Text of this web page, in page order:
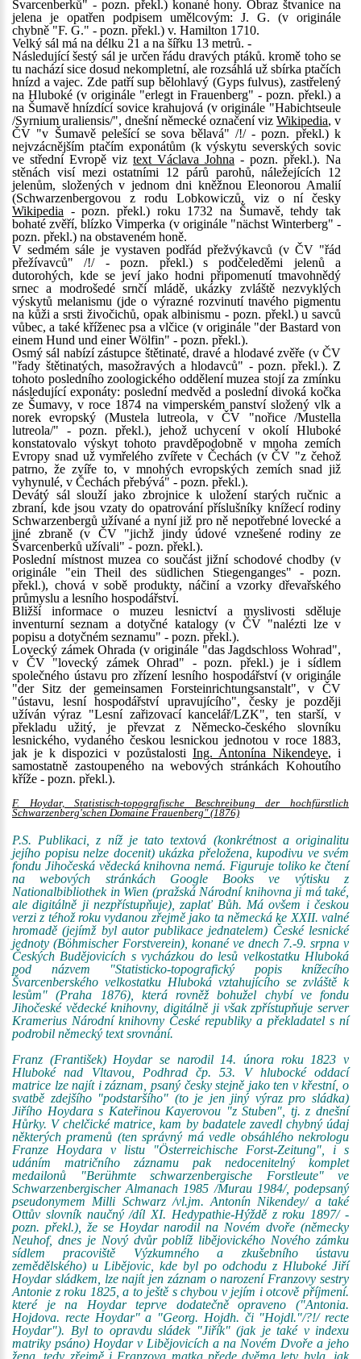
Švarcenberků" - pozn. překl.) konané hony. Obraz štvanice na
jelena je opatřen podpisem umělcovým: J. G. (v originále
chybně "F. G." - pozn. překl.) v. Hamilton 1710.
Velký sál má na délku 21 a na šířku 13 metrů. -
Následující šestý sál je určen řádu dravých ptáků. kromě toho se
tu nachází sice dosud nekompletní, ale rozsáhlá už sbírka ptačích
hnízd a vajec. Zde patří sup bělohlavý (Gyps fulvus), zastřelený
na Hluboké (v originále "erlegt in Frauenberg" - pozn. překl.) a
na Šumavě hnízdící sovice krahujová (v originále "Habichtseule
/Syrnium uraliensis/", dnešní německé označení viz Wikipedia, v
ČV "v Šumavě pelešící se sova bělavá" /!/ - pozn. překl.) k
nejvzácnějším ptačím exponátům (k výskytu severských sovic
ve střední Evropě viz text Václava Johna - pozn. překl.). Na
stěnách visí mezi ostatními 12 párů parohů, náležejících 12
jelenům, složených v jednom dni kněžnou Eleonorou Amalií
(Schwarzenbergovou z rodu Lobkowiczů, viz o ní česky
Wikipedia - pozn. překl.) roku 1732 na Šumavě, tehdy tak
bohaté zvěří, blízko Vimperka (v originále "nächst Winterberg" -
pozn. překl.) na obstaveném honě.
V sedmém sále je vystaven podřád přežvýkavců (v ČV "řád
přežívavců" /!/ - pozn. překl.) s podčeleděmi jelenů a
dutorohých, kde se jeví jako hodni připomenutí tmavohnědý
srnec a modrošedé srnčí mládě, ukázky zvláště nezvyklých
výskytů melanismu (jde o výrazné rozvinutí tnavého pigmentu
na kůži a srsti živočichů, opak albinismu - pozn. překl.) u savců
vůbec, a také kříženec psa a vlčice (v originále "der Bastard von
einem Hund und einer Wölfin" - pozn. překl.).
Osmý sál nabízí zástupce štětinaté, dravé a hlodavé zvěře (v ČV
"řady štětinatých, masožravých a hlodavců" - pozn. překl.). Z
tohoto posledního zoologického oddělení muzea stojí za zmínku
následující exponáty: poslední medvěd a poslední divoká kočka
ze Šumavy, v roce 1874 na vimperském panství složený vlk a
norek evropský (Mustela lutreola, v ČV "nořice /Mustella
lutreola/" - pozn. překl.), jehož uchycení v okolí Hluboké
konstatovalo výskyt tohoto pravděpodobně v mnoha zemích
Evropy snad už vymřelého zvířete v Čechách (v ČV "z čehož
patrno, že zvíře to, v mnohých evropských zemích snad již
vyhynulé, v Čechách přebývá" - pozn. překl.).
Devátý sál slouží jako zbrojnice k uložení starých ručnic a
zbraní, kde jsou vzaty do opatrování příslušníky knížecí rodiny
Schwarzenbergů užívané a nyní již pro ně nepotřebné lovecké a
jiné zbraně (v ČV "jichž jindy údové vznešené rodiny ze
Švarcenberků užívali" - pozn. překl.).
Poslední místnost muzea co součást jižní schodové chodby (v
originále "ein Theil des südlichen Stiegenganges" - pozn.
překl.), chová v sobě produkty, náčiní a vzorky dřevařského
průmyslu a lesního hospodářství.
Bližší informace o muzeu lesnictví a myslivosti sděluje
inventurní seznam a dotyčné katalogy (v ČV "nalézti lze v
popisu a dotyčném seznamu" - pozn. překl.).
Lovecký zámek Ohrada (v originále "das Jagdschloss Wohrad",
v ČV "lovecký zámek Ohrad" - pozn. překl.) je i sídlem
společného ústavu pro zřízení lesního hospodářství (v originále
"der Sitz der gemeinsamen Forsteinrichtungsanstalt", v ČV
"ústavu, lesní hospodářství upravujícího", česky je později
užíván výraz "Lesní zařizovací kancelář/LZK", ten starší, v
překladu užitý, je převzat z Německo-českého slovníku
lesnického, vydaného českou lesnickou jednotou v roce 1883,
jak je k dispozici v pozůstalosti Ing. Antonína Nikendeye, i
samostatně zastoupeného na webových stránkách Kohoutího
kříže - pozn. překl.).
F. Hoydar, Statistisch-topografische Beschreibung der hochfürstlich
Schwarzenberg'schen Domaine Frauenberg" (1876)
P.S. Publikaci, z níž je tato textová (konkrétnost a originalitu
jejího popisu nelze docenit) ukázka přeložena, kupodivu ve svém
fondu Jihočeská vědecká knihovna nemá. Figuruje toliko ke čtení
na webových stránkách Google Books ve výtisku z
Nationalbibliothek in Wien (pražská Národní knihovna ji má také,
ale digitálně ji nezpřístupňuje), zaplať Bůh. Má ovšem i českou
verzi z téhož roku vydanou zřejmě jako ta německá ke XXII. valné
hromadě (jejímž byl autor publikace jednatelem) České lesnické
jednoty (Böhmischer Forstverein), konané ve dnech 7.-9. srpna v
Českých Budějovicích s vycházkou do lesů velkostatku Hluboká
pod názvem "Statisticko-topografický popis knížecího
Švarcenberského velkostatku Hluboká vztahujícího se zvláště k
lesům" (Praha 1876), která rovněž bohužel chybí ve fondu
Jihočeské vědecké knihovny, digitálně ji však zpřístupňuje server
Kramerius Národní knihovny České republiky a překladatel s ní
podrobil německý text srovnání.
Franz (František) Hoydar se narodil 14. února roku 1823 v
Hluboké nad Vltavou, Podhrad čp. 53. V hlubocké oddací
matrice lze najít i záznam, psaný česky stejně jako ten v křestní, o
svatbě zdejšího "podstaršího" (to je jen jiný výraz pro sládka)
Jiřího Hoydara s Kateřinou Kayerovou "z Stuben", tj. z dnešní
Hůrky. V chelčické matrice, kam by badatele zavedl chybný údaj
některých pramenů (ten správný má vedle obsáhlého nekrologu
Franze Hoydara v listu "Österreichische Forst-Zeitung", i s
udáním matričního záznamu pak nedocenitelný komplet
medailonů "Berühmte schwarzenbergische Forstleute" ve
Schwarzenbergischer Almanach 1985 /Murau 1984/, podepsaný
pseudonymem Milli Schwarz /vl.jm. Antonín Nikendey/ a také
Ottův slovník naučný /díl XI. Hedypathie-Hýždě z roku 1897/ -
pozn. překl.), že se Hoydar narodil na Novém dvoře (německy
Neuhof, dnes je Nový dvůr poblíž libějovického Nového zámku
sídlem pracoviště Výzkumného a zkušebního ústavu
zemědělského) u Libějovic, kde byl po odchodu z Hluboké Jiří
Hoydar sládkem, lze najít jen záznam o narození Franzovy sestry
Antonie z roku 1825, a to ještě s chybou v jejím i otcově příjmení.
které je na Hoydar teprve dodatečně opraveno ("Antonia.
Hojdova. recte Hoydar" a "Georg. Hojdh. či "Hojdl."/?!/ recte
Hoydar"). Byl to opravdu sládek "Jiřík" (jak je také v indexu
matriky psáno) Hoydar v Libějovicích a na Novém Dvoře a jeho
žena, tedy zřejmě i Franzova matka přede dvěma lety byla, jak